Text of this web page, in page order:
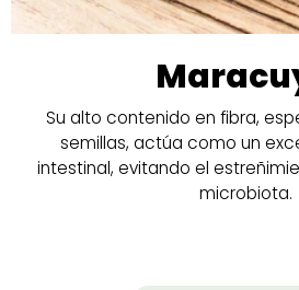
Su alto contenido en fibra,
semillas, actúa como un
intestinal, evitando el
microbiota.